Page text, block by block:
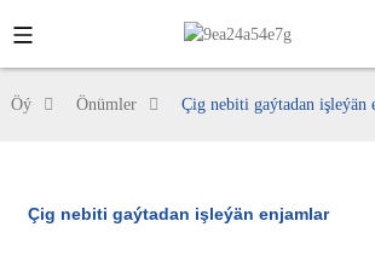
Öý Önümler Çig nebiti gaýtadan işleýän
Çig nebiti gaýtadan işleýän enjamlar